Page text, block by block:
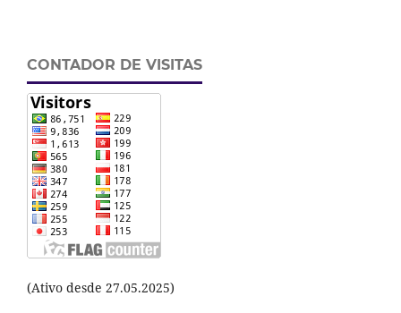
CONTADOR DE VISITAS
(Ativo desde 27.05.2025)